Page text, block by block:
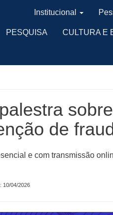
PESQUISA CULTURA E
Institucional
de
e com transmissão
10/04/2026